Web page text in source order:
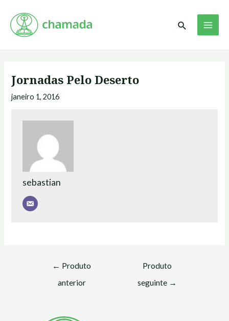
para
Pesquisar
Jornadas Pelo Deserto
janeiro 1, 2016
sebastian
de
Post
← Produto
anterior
Produto
seguinte →